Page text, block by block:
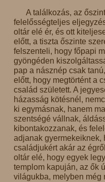
A találkozás, az
felelősségteljes
oltár elé ér, és ott
előtt, a tiszta őszinte
felszenteli, hogy főpapi
gyöngéden
pap a násznép csak
előtt, hogy megtörtént a
család született. A
házasság kötésnél,
ki egymásnak, hanem
szentségé vállnak,
kibontakozzanak, és
adjanak gyermekeiknek,
családjukért akár az
oltár elé, hogy egyek
templom kapuján, az ők
világukba, melyben még